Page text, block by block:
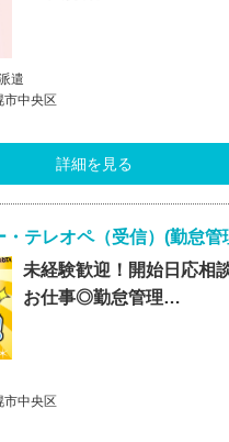
遣
市中央区
詳細を見る
未経験歓迎！開始日応相
お仕事◎勤怠管理…
中央区